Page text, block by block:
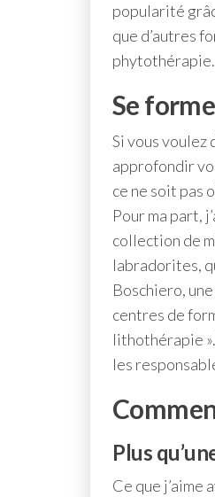
popularité
que d’autres
phytothérapie.
Se
Si vous
approfondir
ce ne soit pas
Pour ma part,
collection de
labradorites,
Boschiero,
centres de
lithothérapie
les
Plus
Ce que j’aime